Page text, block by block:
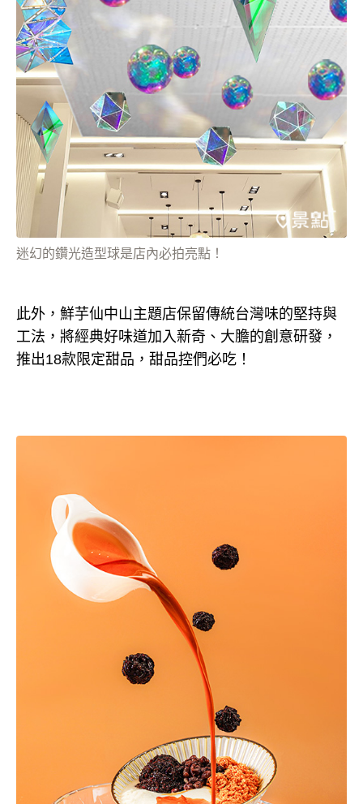
迷幻的鑽光造型球是店內必拍亮點！
此外，鮮芋仙中山主題店保留傳統台灣味的堅持與
工法，將經典好味道加入新奇、大膽的創意研發，
推出18款限定甜品，甜品控們必吃！